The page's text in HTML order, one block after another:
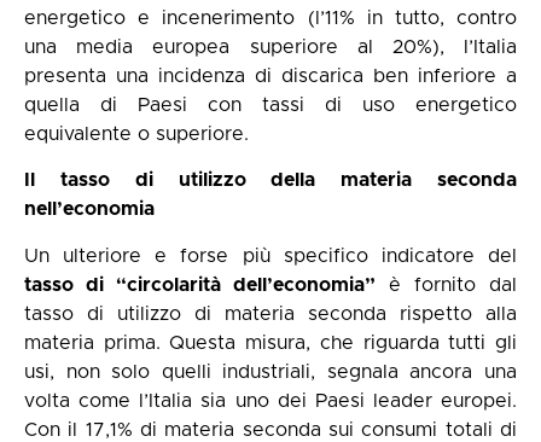
energetico e incenerimento (l’11% in tutto, contro
una media europea superiore al 20%), l’Italia
presenta una incidenza di discarica ben inferiore a
quella di Paesi con tassi di uso energetico
equivalente o superiore.
Il tasso di utilizzo della materia seconda
nell’economia
Un ulteriore e forse più specifico indicatore del
tasso di “circolarità dell’economia” è fornito dal
tasso di utilizzo di materia seconda rispetto alla
materia prima. Questa misura, che riguarda tutti gli
usi, non solo quelli industriali, segnala ancora una
volta come l’Italia sia uno dei Paesi leader europei.
Con il 17,1% di materia seconda sui consumi totali di